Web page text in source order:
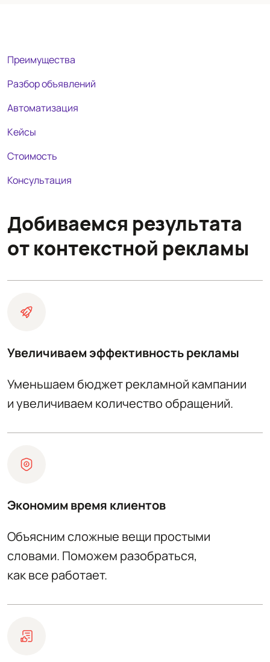
Преимущества
Разбор объявлений
Автоматизация
Кейсы
Стоимость
Консультация
Добиваемся результата
от контекстной рекламы
Увеличиваем эффективность рекламы
Уменьшаем бюджет рекламной кампании
и увеличиваем количество обращений.
Экономим время клиентов
Объясним сложные вещи простыми
словами. Поможем разобраться,
как все работает.